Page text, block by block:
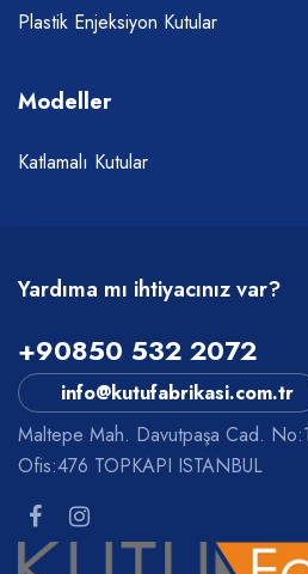
Plastik Enjeksiyon Kutular
Modeller
Katlamalı Kutular
Yardıma mı ihtiyacınız var?
+90850 532 2072
info@kutufabrikasi.com.tr
Maltepe Mah. Davutpaşa Cad.
Ofis:476 TOPKAPI ISTANBUL